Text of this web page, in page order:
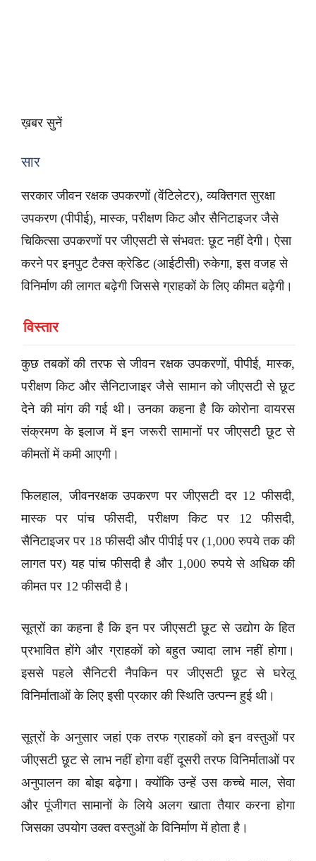
ख़बर सुनें
सार
सरकार जीवन रक्षक उपकरणों (वेंटिलेटर), व्यक्तिगत सुरक्षा
उपकरण (पीपीई), मास्क, परीक्षण किट और सैनिटाइजर जैसे
चिकित्सा उपकरणों पर जीएसटी से संभवत: छूट नहीं देगी। ऐसा
करने पर इनपुट टैक्स क्रेडिट (आईटीसी) रुकेगा, इस वजह से
विनिर्माण की लागत बढ़ेगी जिससे ग्राहकों के लिए कीमत बढ़ेगी।
विस्तार
कुछ तबकों की तरफ से जीवन रक्षक उपकरणों, पीपीई, मास्क,
परीक्षण किट और सैनिटाजाइर जैसे सामान को जीएसटी से छूट
देने की मांग की गई थी। उनका कहना है कि कोरोना वायरस
संक्रमण के इलाज में इन जरूरी सामानों पर जीएसटी छूट से
कीमतों में कमी आएगी।
फिलहाल, जीवनरक्षक उपकरण पर जीएसटी दर 12 फीसदी,
मास्क पर पांच फीसदी, परीक्षण किट पर 12 फीसदी,
सैनिटाइजर पर 18 फीसदी और पीपीई पर (1,000 रुपये तक की
लागत पर) यह पांच फीसदी है और 1,000 रुपये से अधिक की
कीमत पर 12 फीसदी है।
सूत्रों का कहना है कि इन पर जीएसटी छूट से उद्योग के हित
प्रभावित होंगे और ग्राहकों को बहुत ज्यादा लाभ नहीं होगा।
इससे पहले सैनिटरी नैपकिन पर जीएसटी छूट से घरेलू
विनिर्माताओं के लिए इसी प्रकार की स्थिति उत्पन्न हुई थी।
सूत्रों के अनुसार जहां एक तरफ ग्राहकों को इन वस्तुओं पर
जीएसटी छूट से लाभ नहीं होगा वहीं दूसरी तरफ विनिर्माताओं पर
अनुपालन का बोझ बढ़ेगा। क्योंकि उन्हें उस कच्चे माल, सेवा
और पूंजीगत सामानों के लिये अलग खाता तैयार करना होगा
जिसका उपयोग उक्त वस्तुओं के विनिर्माण में होता है।